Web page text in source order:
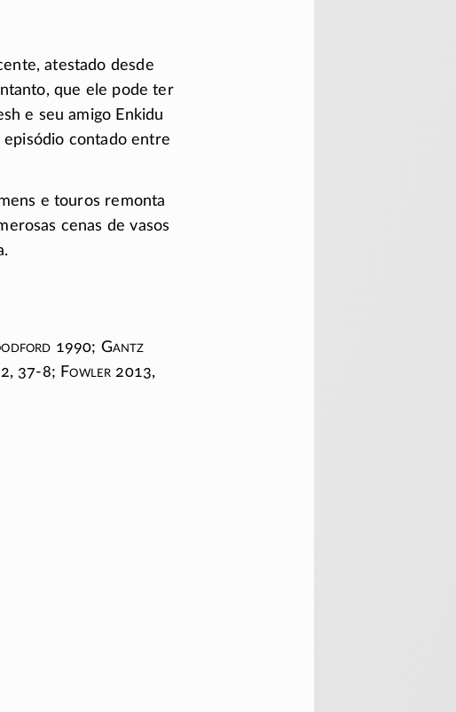
atestado desde
que ele pode ter
e seu amigo Enkidu
contado entre
e touros remonta
cenas de vasos
1990; Gantz
37-8; Fowler 2013,